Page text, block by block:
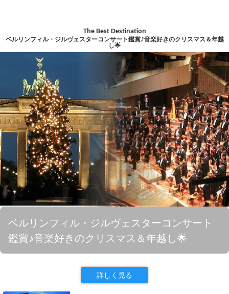
The Best Destination
ベルリンフィル・ジルヴェスターコンサート鑑賞♪音楽好きのクリスマス＆年越
し🌟
ベルリンフィル・ジルヴェスターコンサート
鑑賞♪音楽好きのクリスマス＆年越し🌟
詳しく見る